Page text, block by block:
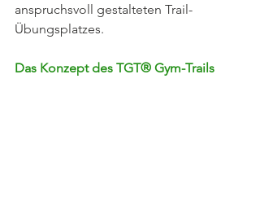
anspruchsvoll gestalteten Trail-
Übungsplatzes.
Das Konzept des TGT® Gym-Trails